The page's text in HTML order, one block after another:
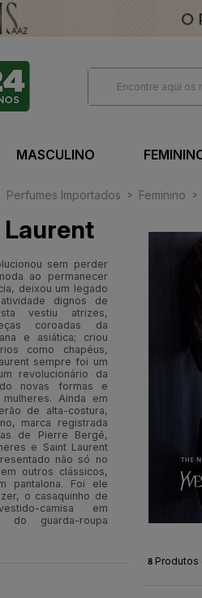
MASCULINO
Perfumes Importados Feminino
Laurent
sem perder
ao permanecer
deixou um legado
dignos de
vestiu atrizes,
coroadas da
e asiática; criou
como chapéus,
sempre foi um
revolucionário da
novas formas e
Ainda em
de alta-costura,
marca registrada
de Pierre Bergé,
e Saint Laurent
não só no
outros clássicos,
pantalona. Foi ele
o casaquinho de
camisa em
do guarda-roupa
8 Produtos